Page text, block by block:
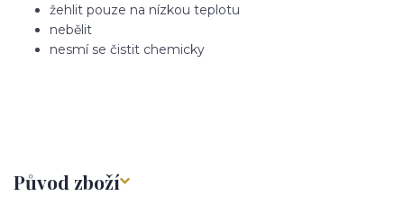
žehlit pouze na nízkou teplotu
nebělit
nesmí se čistit chemicky
Původ zboží